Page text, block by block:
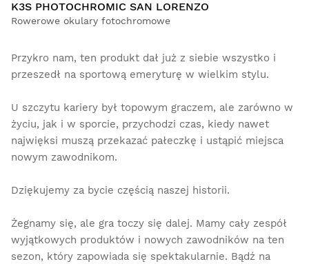
K3S PHOTOCHROMIC SAN LORENZO
Rowerowe okulary fotochromowe
Przykro nam, ten produkt dał już z siebie wszystko i
przeszedł na sportową emeryturę w wielkim stylu.
U szczytu kariery był topowym graczem, ale zarówno w
życiu, jak i w sporcie, przychodzi czas, kiedy nawet
najwięksi muszą przekazać pałeczkę i ustąpić miejsca
nowym zawodnikom.
Dziękujemy za bycie częścią naszej historii.
Żegnamy się, ale gra toczy się dalej. Mamy cały zespół
wyjątkowych produktów i nowych zawodników na ten
sezon, który zapowiada się spektakularnie. Bądź na